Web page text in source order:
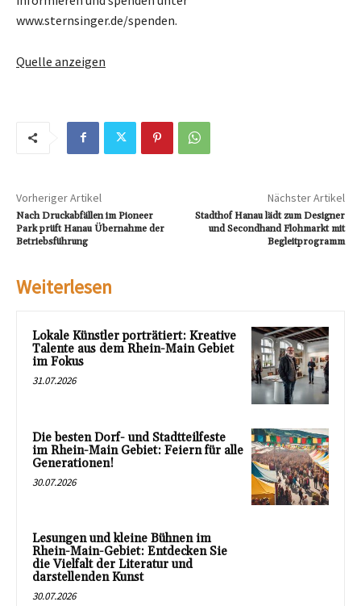
www.sternsinger.de/spenden.
Quelle anzeigen
Vorheriger Artikel
Nach Druckabfällen im Pioneer
Park prüft Hanau Übernahme der
Betriebsführung
Nächster Artikel
Stadthof Hanau lädt zum Designer
und Secondhand Flohmarkt mit
Begleitprogramm
Weiterlesen
Lokale Künstler porträtiert: Kreative
Talente aus dem Rhein-Main Gebiet
im Fokus
31.07.2026
Die besten Dorf- und Stadtteilfeste
im Rhein-Main Gebiet: Feiern für alle
Generationen!
30.07.2026
Lesungen und kleine Bühnen im
Rhein-Main-Gebiet: Entdecken Sie
die Vielfalt der Literatur und
darstellenden Kunst
30.07.2026